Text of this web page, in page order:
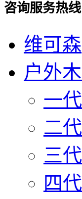
咨询服务热线
维可森
户外
一
二
三
四